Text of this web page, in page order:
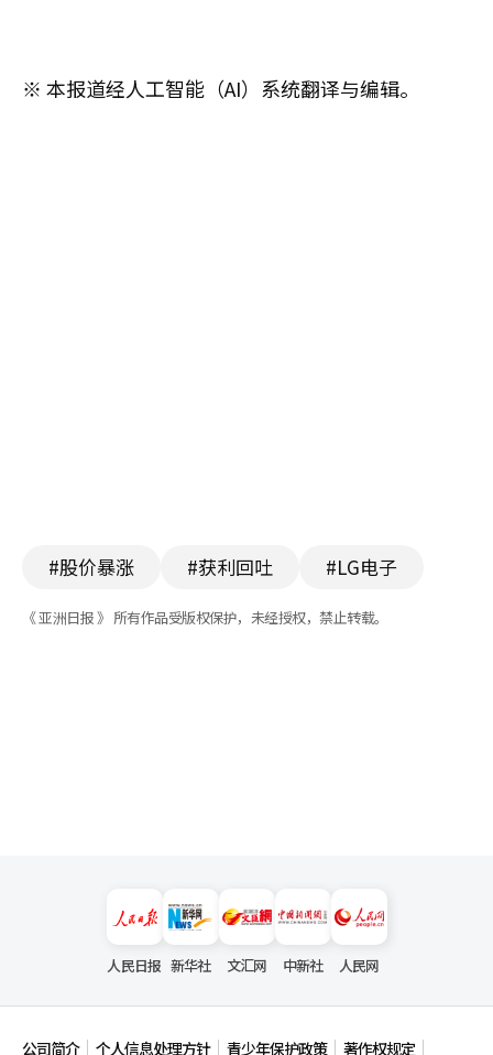
※ 本报道经人工智能（AI）系统翻译与编辑。
#股价暴涨 #获利回吐 #LG电子
《 亚洲日报 》 所有作品受版权保护，未经授权，禁止转载。
人民日报 新华社 文汇网 中新社 人民网
公司简介 个人信息处理方针 青少年保护政策 著作权规定